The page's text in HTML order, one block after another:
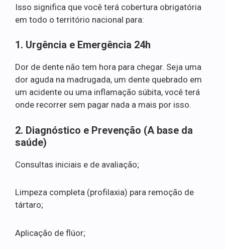
Isso significa que você terá cobertura obrigatória
em todo o território nacional para:
1. Urgência e Emergência 24h
Dor de dente não tem hora para chegar. Seja uma
dor aguda na madrugada, um dente quebrado em
um acidente ou uma inflamação súbita, você terá
onde recorrer sem pagar nada a mais por isso.
2. Diagnóstico e Prevenção (A base da
saúde)
Consultas iniciais e de avaliação;
Limpeza completa (profilaxia) para remoção de
tártaro;
Aplicação de flúor;